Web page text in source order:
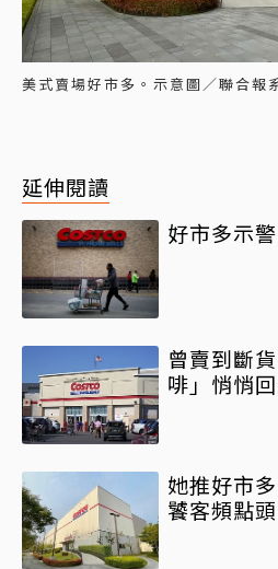
美式賣場好市多。示意圖／聯合報
延伸閱讀
好市多示
曾賣到斷
啡」悄悄
她推好市
饕客頻點